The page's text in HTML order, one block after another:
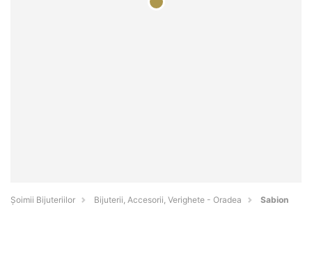
Şoimii Bijuteriilor Bijuterii, Accesorii, Verighete - Oradea Sabion